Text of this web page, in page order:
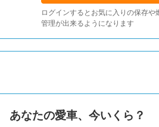
ログインするとお気に入りの保存や
管理が出来るようになります
あなたの愛車、今いくら？